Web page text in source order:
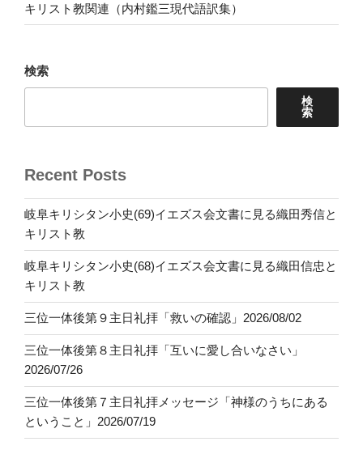
キリスト教関連（内村鑑三現代語訳集）
検索
検
索
Recent Posts
岐阜キリシタン小史(69)イエズス会文書に見る織田秀信と
キリスト教
岐阜キリシタン小史(68)イエズス会文書に見る織田信忠と
キリスト教
三位一体後第９主日礼拝「救いの確認」2026/08/02
三位一体後第８主日礼拝「互いに愛し合いなさい」
2026/07/26
三位一体後第７主日礼拝メッセージ「神様のうちにある
ということ」2026/07/19